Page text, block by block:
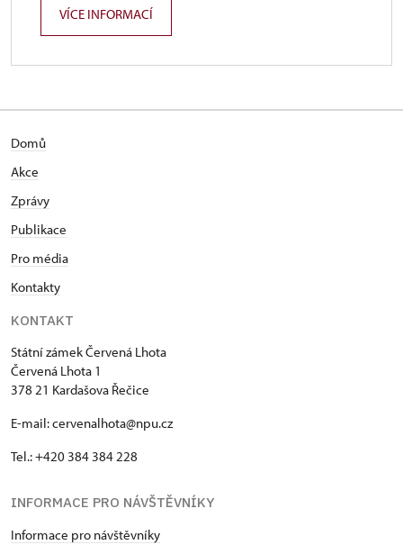
VÍCE INFORMACÍ
Domů
Akce
Zprávy
Publikace
Pro média
Kontakty
KONTAKT
Státní zámek Červená Lhota
Červená Lhota 1
378 21 Kardašova Řečice
E-mail: cervenalhota@npu.cz
Tel.: +420 384 384 228
INFORMACE PRO NÁVŠTĚVNÍKY
Informace pro návštěvníky